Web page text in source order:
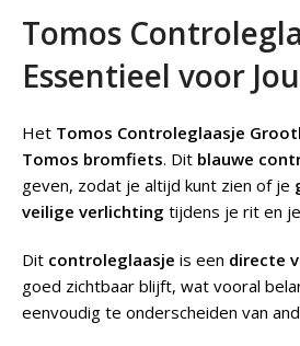
Tomos
Essentieel voor
Het Tomos Controleglaasje
Tomos bromfiets. Dit blauwe
geven, zodat je altijd kunt zien of je
veilige verlichting tijdens je rit en
Dit controleglaasje is een directe
goed zichtbaar blijft, wat vooral
eenvoudig te onderscheiden van